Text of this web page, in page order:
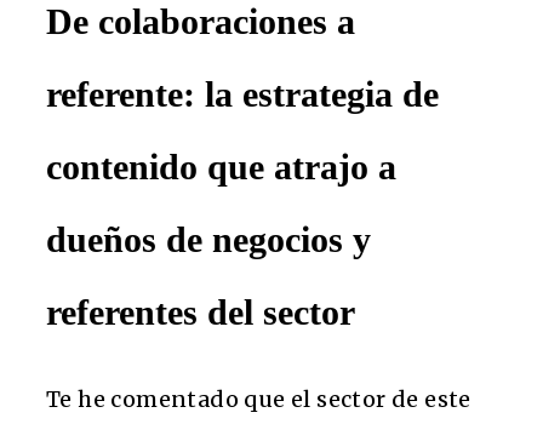
De colaboraciones a
referente: la estrategia de
contenido que atrajo a
dueños de negocios y
referentes del sector
Te he comentado que el sector de este